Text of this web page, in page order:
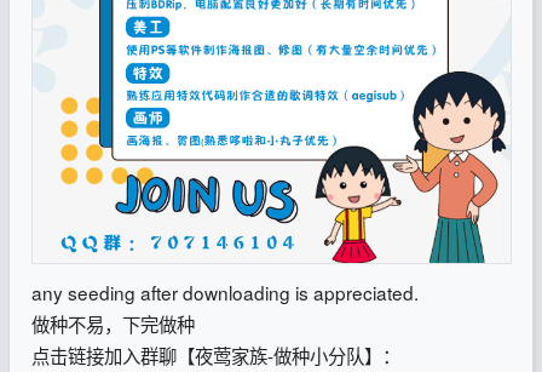
any seeding after downloading is appreciated.
做种不易，下完做种
点击链接加入群聊【夜莺家族-做种小分队】：